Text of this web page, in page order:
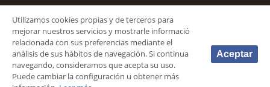
Síguenos
© 2026 Fundación Deportiva Municipal Valencia |AVISO LEGAL
Utilizamos cookies propias y de terceros para
mejorar nuestros servicios y mostrarle informació
relacionada con sus preferencias mediante el
análisis de sus hábitos de navegación. Si continua
navegando, consideramos que acepta su uso.
Puede cambiar la configuración u obtener más
Aceptar